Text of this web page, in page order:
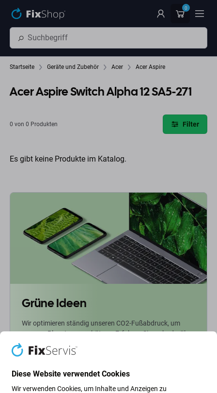
0
Startseite Geräte und Zubehör Acer Acer Aspire
Acer Aspire Switch Alpha 12 SA5-271
0 von 0 Produkten Filter
Es gibt keine Produkte im Katalog.
Grüne Ideen
Wir optimieren ständig unseren CO2-Fußabdruck, um
unseren Planeten zu schützen. Erfahren Sie mehr darüber,
Fußabdruck zu verringern.
Weiterlesen
Diese Website verwendet Cookies
Wir verwenden Cookies, um Inhalte und Anzeigen zu